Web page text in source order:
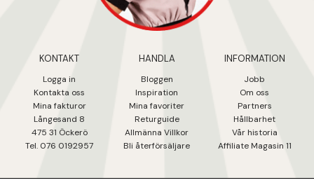
KONTAKT
Logga in
Kontakta oss
Mina fakturor
Långesand 8
475 31 Öckerö
Tel. 076 0192957
HANDLA
Bloggen
Inspiration
Mina favoriter
Returguide
Allmänna Villkor
Bli återförsäljare
INFORMATION
Jobb
Om oss
Partners
Hållbarhet
Vår historia
Affiliate Magasin 11